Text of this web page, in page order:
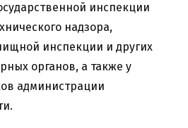
инспекции
надзора,
инспекции и других
органов, а также у
администрации